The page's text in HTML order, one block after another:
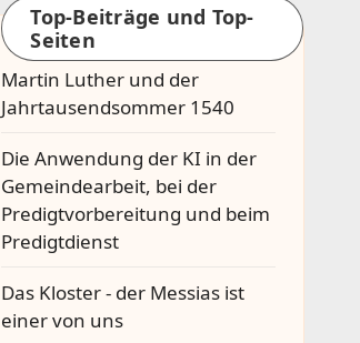
Top-Beiträge und Top-
Seiten
Martin Luther und der
Jahrtausendsommer 1540
Die Anwendung der KI in der
Gemeindearbeit, bei der
Predigtvorbereitung und beim
Predigtdienst
Das Kloster - der Messias ist
einer von uns